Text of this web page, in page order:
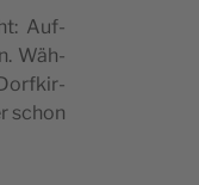
Auf­
Wäh­
Dorf­kir­
schon